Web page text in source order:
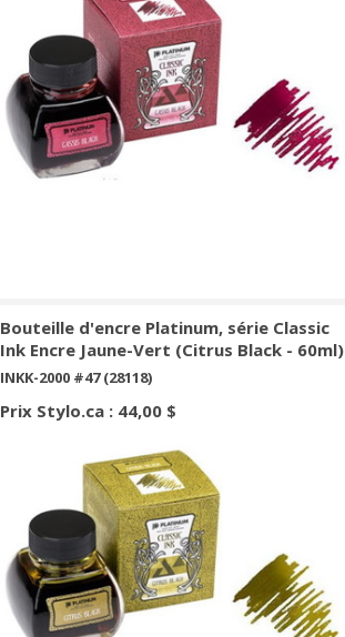
Bouteille d'encre Platinum, série Classic
Ink Encre Jaune-Vert (Citrus Black - 60ml)
INKK-2000 #47 (28118)
Prix Stylo.ca : 44,00 $